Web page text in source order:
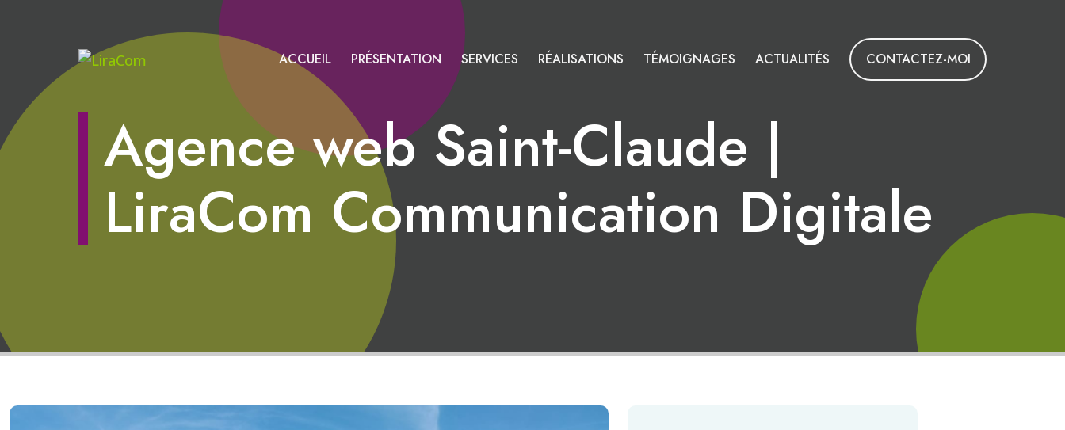
ACCUEIL PRÉSENTATION SERVICES RÉALISATIONS TÉMOIGNAGES ACTUALITÉS CONTACTEZ-MOI
Agence web Saint-Claude |
LiraCom Communication Digitale